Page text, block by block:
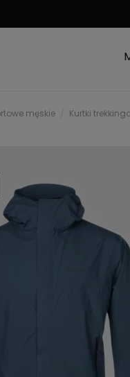
męskie Kurtki